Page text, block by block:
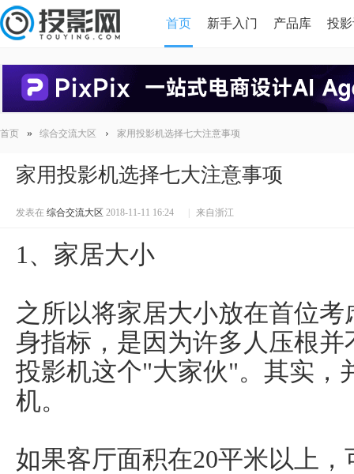
首页 新手入门 产品库 投
HDMI版本对比
首页 » 综合交流大区 › 家用投影机选择七大注意事项
家用投影机选择七大注意事项
发表在 综合交流大区 2018-11-11 16:24 来自浙江
1、家居大小
之所以将家居大小放在首位
身指标，是因为许多人压根
投影机这个"大家伙"。其实，
机。
如果客厅面积在20平米以上